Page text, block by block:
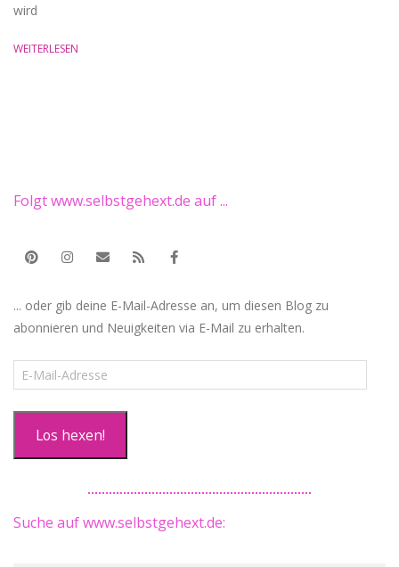
wird
WEITERLESEN
Folgt www.selbstgehext.de auf ...
... oder gib deine E-Mail-Adresse an, um diesen Blog zu
abonnieren und Neuigkeiten via E-Mail zu erhalten.
E-
Mail-
Los hexen!
Suche auf www.selbstgehext.de: